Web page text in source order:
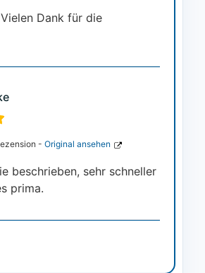
Dank für die
- Original ansehen
beschrieben, sehr schneller
prima.